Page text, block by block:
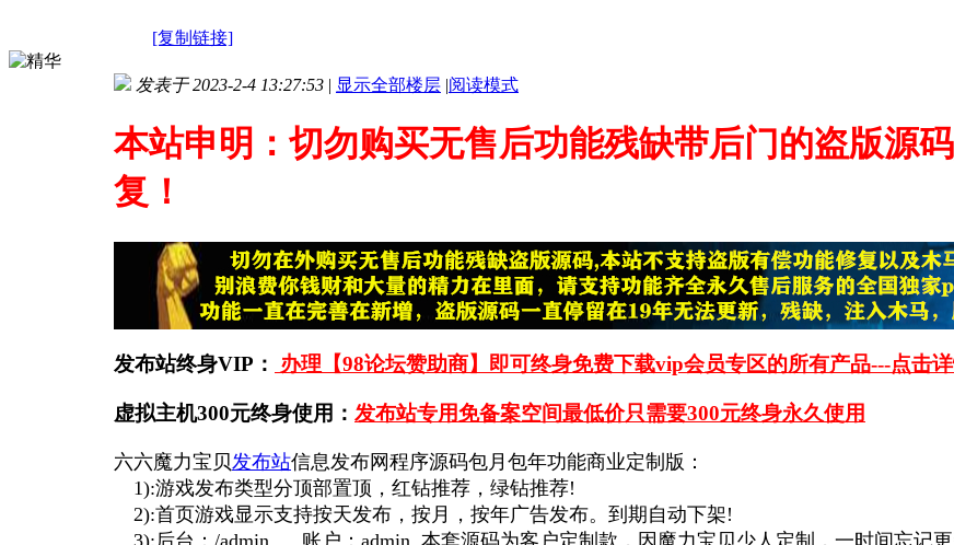
[复制链接]
发表于 2023-2-4 13:27:53 | 显示全部楼层 |阅读模式
本站申明：切勿购买无售后功能残缺带后门的盗版源
复！
发布站终身VIP： 办理【98论坛赞助商】即可终身免费下载vip会员专区的所有产品---点击
虚拟主机300元终身使用： 发布站专用免备案空间最低价只需要300元终身永久使用
六六魔力宝贝发布站信息发布网程序源码包月包年功能商业定制版：
1):游戏发布类型分顶部置顶，红钻推荐，绿钻推荐!
2):首页游戏显示支持按天发布，按月，按年广告发布。到期自动下架!
3):后台：/admin 账户：admin 本套源码为客户定制款，因魔力宝贝少人定制，一时间忘记